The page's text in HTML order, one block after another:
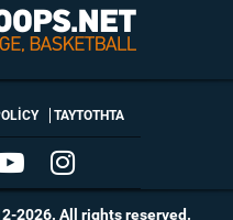
ΤΑΥΤΟΤΗΤΑ
2026. All rights reserved.